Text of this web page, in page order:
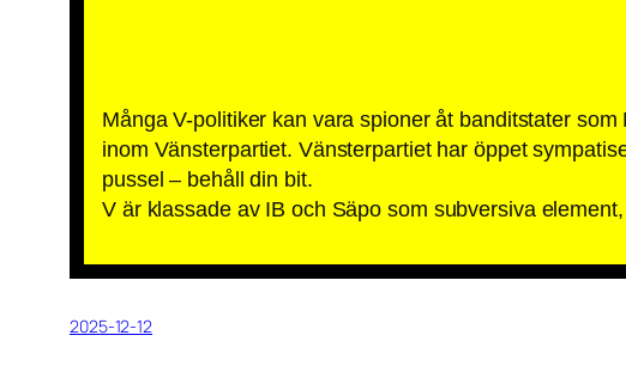
Många V-politiker kan vara spioner åt banditstater
inom Vänsterpartiet. Vänsterpartiet har öppet
pussel – behåll din bit.
V är klassade av IB och Säpo som subversiva
2025-12-12